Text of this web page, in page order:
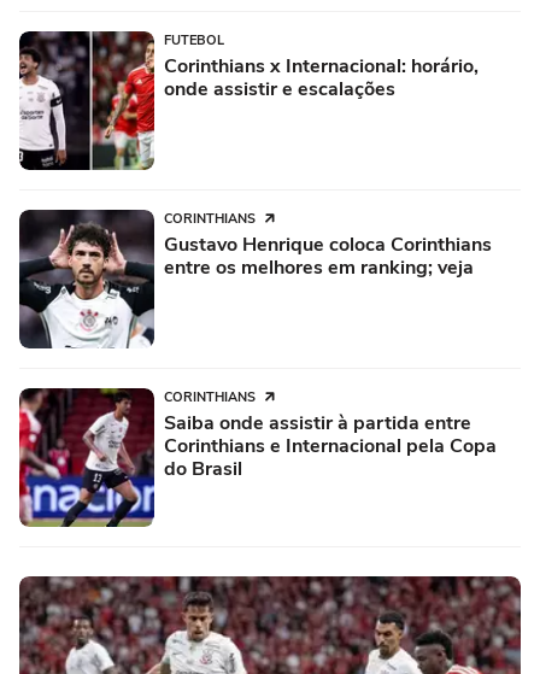
FUTEBOL
Corinthians x Internacional: horário,
onde assistir e escalações
CORINTHIANS
Gustavo Henrique coloca Corinthians
entre os melhores em ranking; veja
CORINTHIANS
Saiba onde assistir à partida entre
Corinthians e Internacional pela Copa
do Brasil